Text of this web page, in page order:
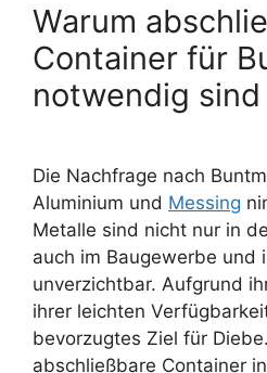
Warum
Container für
notwendig sind
Die Nachfrage nach
Aluminium und Messing
Metalle sind nicht nur in
auch im Baugewerbe und
unverzichtbar. Aufgrund
ihrer leichten
bevorzugtes Ziel für
abschließbare Container